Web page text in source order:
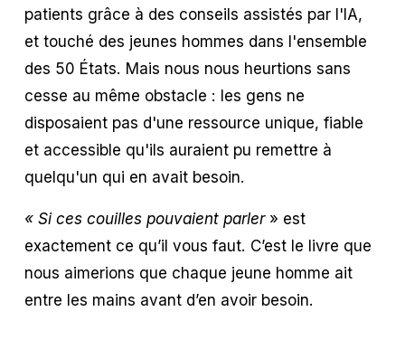
patients grâce à des conseils assistés par l'IA,
et touché des jeunes hommes dans l'ensemble
des 50 États. Mais nous nous heurtions sans
cesse au même obstacle : les gens ne
disposaient pas d'une ressource unique, fiable
et accessible qu'ils auraient pu remettre à
quelqu'un qui en avait besoin.
« Si ces couilles pouvaient parler » est
exactement ce qu’il vous faut. C’est le livre que
nous aimerions que chaque jeune homme ait
entre les mains avant d’en avoir besoin.